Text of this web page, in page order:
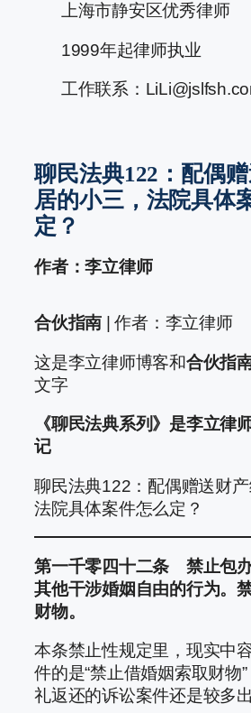
上海市静安区优秀律师
1999年起律师执业
工作联系：
聊民法典122：配偶
居的小三，法院具体
定？
作者：李立律师
合伙指南 | 作者：李立律师
这是李立律师博客和合伙指
文字
《聊民法典系列》是李立律
记
聊民法典122：配偶赠送财产
法院具体案件怎么定？
第一千零四十二条 禁止包
其他干涉婚姻自由的行为。
财物。
本条禁止性规定里，现实中
件的是“禁止借婚姻索取财物
礼返还的诉讼案件还是较多出